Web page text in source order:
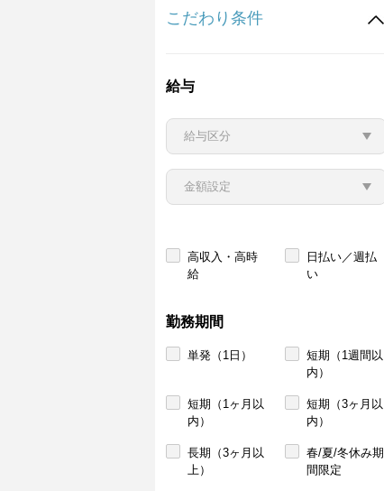
こだわり条件
給与
高収入・高時
給
日払い／週払
い
勤務期間
単発（1日）
短期（1週間以
内）
短期（1ヶ月以
内）
短期（3ヶ月以
内）
長期（3ヶ月以
上）
春/夏/冬休み期
間限定